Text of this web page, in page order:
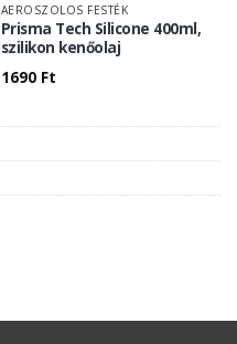
AEROSZOLOS FESTÉK
Prisma Tech Silicone 400ml,
szilikon kenőolaj
1690 Ft